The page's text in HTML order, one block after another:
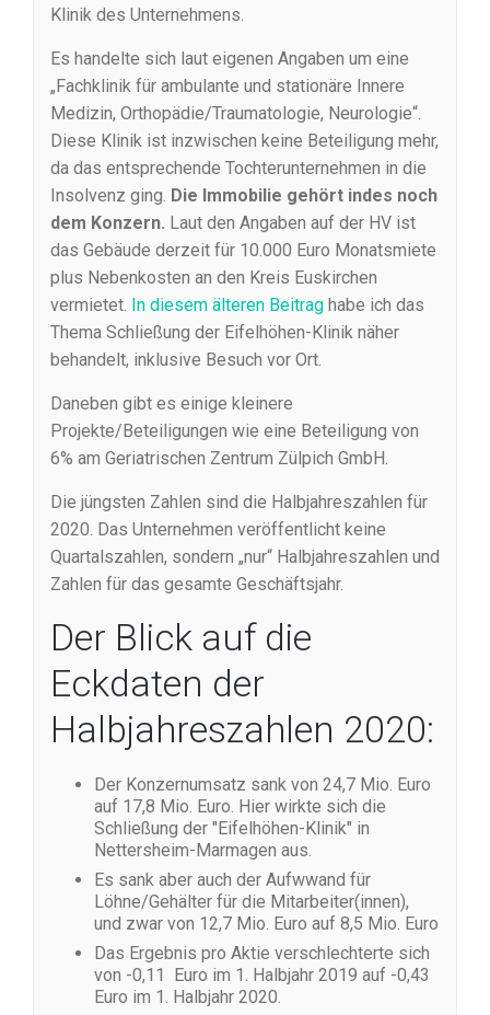
Klinik des Unternehmens.
Es handelte sich laut eigenen Angaben um eine
„Fachklinik für ambulante und stationäre Innere
Medizin, Orthopädie/Traumatologie, Neurologie“.
Diese Klinik ist inzwischen keine Beteiligung mehr,
da das entsprechende Tochterunternehmen in die
Insolvenz ging. Die Immobilie gehört indes noch
dem Konzern. Laut den Angaben auf der HV ist
das Gebäude derzeit für 10.000 Euro Monatsmiete
plus Nebenkosten an den Kreis Euskirchen
vermietet. In diesem älteren Beitrag habe ich das
Thema Schließung der Eifelhöhen-Klinik näher
behandelt, inklusive Besuch vor Ort.
Daneben gibt es einige kleinere
Projekte/Beteiligungen wie eine Beteiligung von
6% am Geriatrischen Zentrum Zülpich GmbH.
Die jüngsten Zahlen sind die Halbjahreszahlen für
2020. Das Unternehmen veröffentlicht keine
Quartalszahlen, sondern „nur“ Halbjahreszahlen und
Zahlen für das gesamte Geschäftsjahr.
Der Blick auf die
Eckdaten der
Halbjahreszahlen 2020:
Der Konzernumsatz sank von 24,7 Mio. Euro
auf 17,8 Mio. Euro. Hier wirkte sich die
Schließung der "Eifelhöhen-Klinik" in
Nettersheim-Marmagen aus.
Es sank aber auch der Aufwwand für
Löhne/Gehälter für die Mitarbeiter(innen),
und zwar von 12,7 Mio. Euro auf 8,5 Mio. Euro
Das Ergebnis pro Aktie verschlechterte sich
von -0,11 Euro im 1. Halbjahr 2019 auf -0,43
Euro im 1. Halbjahr 2020.